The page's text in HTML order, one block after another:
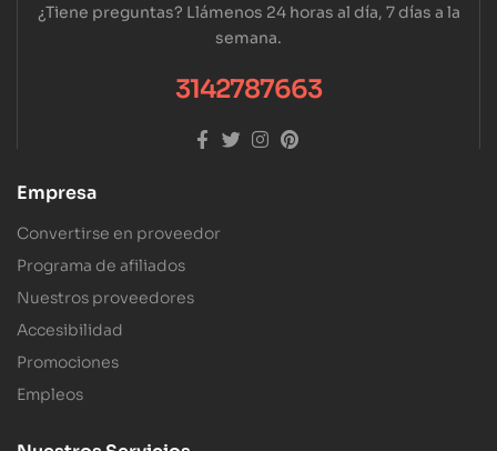
¿Tiene preguntas? Llámenos 24 horas al día, 7 días a la
semana.
3142787663
Empresa
Convertirse en proveedor
Programa de afiliados
Nuestros proveedores
Accesibilidad
Promociones
Empleos